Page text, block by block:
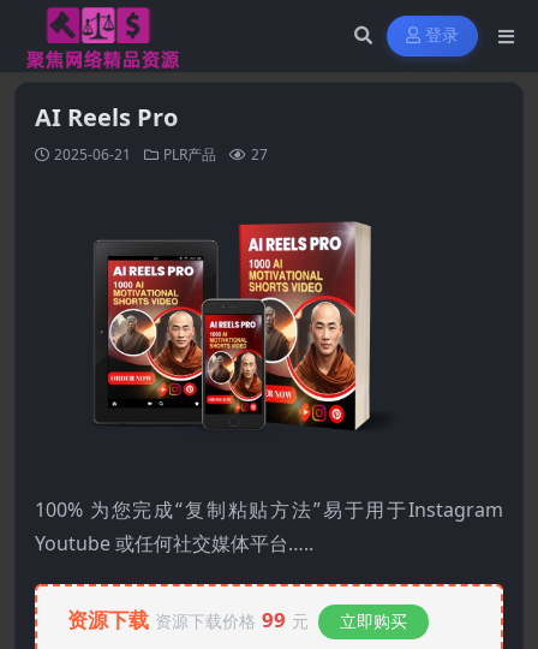
登录
AI Reels Pro
2025-06-21 PLR产品 27
100% 为您完成“复制粘贴方法”易于用于Instagram
Youtube 或任何社交媒体平台…..
资源下载 资源下载价格 99 元 立即购买